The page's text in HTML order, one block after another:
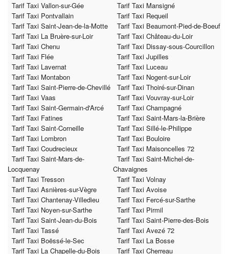
Tarif Taxi Vallon-sur-Gée
Tarif Taxi Mansigné
Tarif Taxi Pontvallain
Tarif Taxi Requeil
Tarif Taxi Saint-Jean-de-la-Motte
Tarif Taxi Beaumont-Pied-de-Boeuf
Tarif Taxi La Bruère-sur-Loir
Tarif Taxi Château-du-Loir
Tarif Taxi Chenu
Tarif Taxi Dissay-sous-Courcillon
Tarif Taxi Flée
Tarif Taxi Jupilles
Tarif Taxi Lavernat
Tarif Taxi Luceau
Tarif Taxi Montabon
Tarif Taxi Nogent-sur-Loir
Tarif Taxi Saint-Pierre-de-Chevillé
Tarif Taxi Thoiré-sur-Dinan
Tarif Taxi Vaas
Tarif Taxi Vouvray-sur-Loir
Tarif Taxi Saint-Germain-d'Arcé
Tarif Taxi Champagné
Tarif Taxi Fatines
Tarif Taxi Saint-Mars-la-Brière
Tarif Taxi Saint-Corneille
Tarif Taxi Sillé-le-Philippe
Tarif Taxi Lombron
Tarif Taxi Bouloire
Tarif Taxi Coudrecieux
Tarif Taxi Maisoncelles 72
Tarif Taxi Saint-Mars-de-
Locquenay
Tarif Taxi Saint-Michel-de-
Chavaignes
Tarif Taxi Tresson
Tarif Taxi Volnay
Tarif Taxi Asnières-sur-Vègre
Tarif Taxi Avoise
Tarif Taxi Chantenay-Villedieu
Tarif Taxi Fercé-sur-Sarthe
Tarif Taxi Noyen-sur-Sarthe
Tarif Taxi Pirmil
Tarif Taxi Saint-Jean-du-Bois
Tarif Taxi Saint-Pierre-des-Bois
Tarif Taxi Tassé
Tarif Taxi Avezé 72
Tarif Taxi Boëssé-le-Sec
Tarif Taxi La Bosse
Tarif Taxi La Chapelle-du-Bois
Tarif Taxi Cherreau